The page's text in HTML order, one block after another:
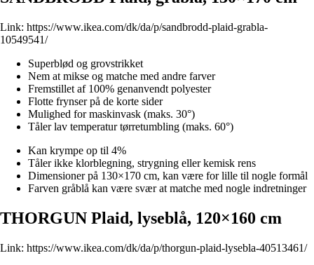
Link: https://www.ikea.com/dk/da/p/sandbrodd-plaid-grabla-
10549541/
Superblød og grovstrikket
Nem at mikse og matche med andre farver
Fremstillet af 100% genanvendt polyester
Flotte frynser på de korte sider
Mulighed for maskinvask (maks. 30°)
Tåler lav temperatur tørretumbling (maks. 60°)
Kan krympe op til 4%
Tåler ikke klorblegning, strygning eller kemisk rens
Dimensioner på 130×170 cm, kan være for lille til nogle formål
Farven gråblå kan være svær at matche med nogle indretninger
THORGUN Plaid, lyseblå, 120×160 cm
Link: https://www.ikea.com/dk/da/p/thorgun-plaid-lysebla-40513461/